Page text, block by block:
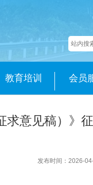
教育培训 会员
求意见稿）》征
发布时间：2026-